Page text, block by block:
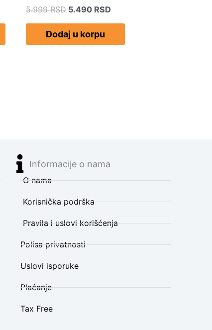
5.999RSD 5.490 RSD
Dodaj u korpu
Informacije o nama
O nama
Korisnička podrška
Pravila i uslovi korišćenja
Polisa privatnosti
Uslovi isporuke
Plaćanje
Tax Free